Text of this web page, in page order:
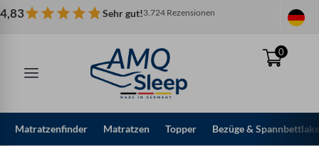
Zum
Inhalt
4,83 Sehr gut!3.724 Rezensionen
0
Matratzenfinder Matratzen Topper Bezüge &